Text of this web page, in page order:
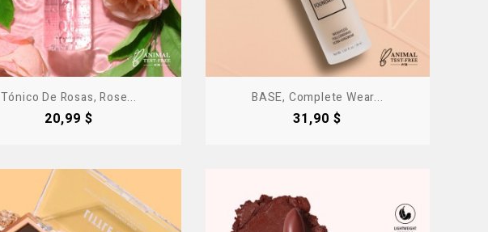
Tónico De Rosas, Rose...
Precio
20,99 $
BASE, Complete Wear...
Precio
31,90 $